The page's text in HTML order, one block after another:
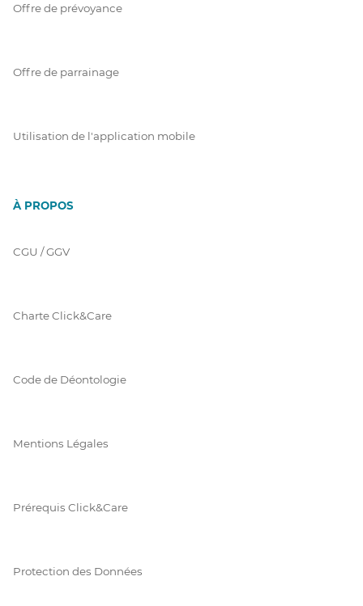
Offre de prévoyance
Offre de parrainage
Utilisation de l'application mobile
À PROPOS
CGU / GGV
Charte Click&Care
Code de Déontologie
Mentions Légales
Prérequis Click&Care
Protection des Données